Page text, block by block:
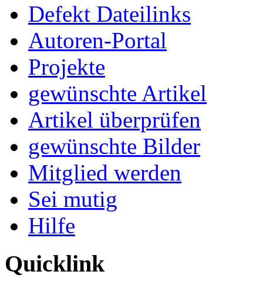
Defekt Dateilinks
Autoren-Portal
Projekte
gewünschte Artikel
Artikel überprüfen
gewünschte Bilder
Mitglied werden
Sei mutig
Hilfe
Quicklink